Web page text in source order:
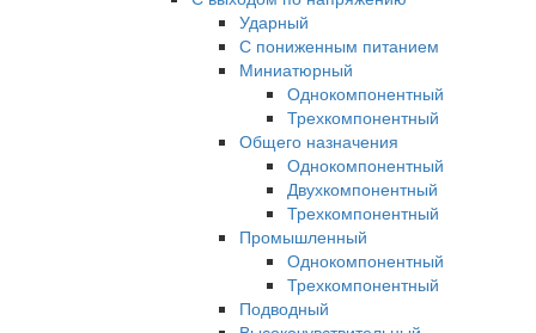
Ударный
С пониженным питанием
Миниатюрный
Однокомпонентный
Трехкомпонентный
Общего назначения
Однокомпонентный
Двухкомпонентный
Трехкомпонентный
Промышленный
Однокомпонентный
Трехкомпонентный
Подводный